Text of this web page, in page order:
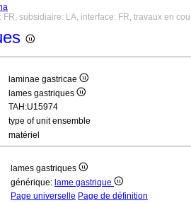
subsidiaire: LA, interface: FR, travaux en
laminae gastricae
lames gastriques
TAH:U15974
type of unit ensemble
matériel
lames gastriques
générique: lame gastrique
Page universelle Page de définition